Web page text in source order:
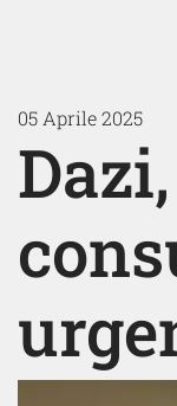
05 Aprile 2025